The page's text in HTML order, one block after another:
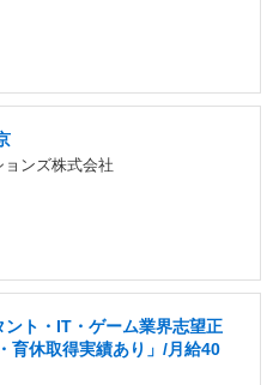
ンズ株式会社
ト・IT・ゲーム業界志望正
育休取得実績あり」/月給40